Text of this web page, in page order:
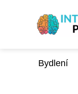
Bydlení